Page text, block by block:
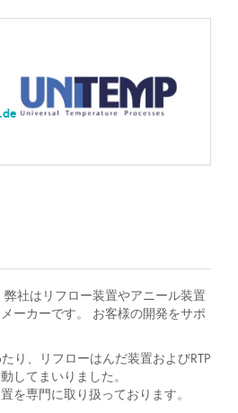
社はリフロー装置やアニール装置
ーカーです。 お客様の開発をサポ
り、リフローはんだ装置およびRTP
してまいりました。
を専門に取り扱っております。